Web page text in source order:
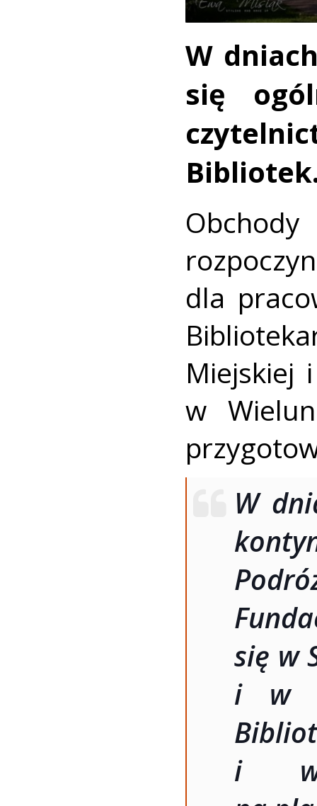
W
się
dla
Miejskiej
w
W
się w
i w
i w